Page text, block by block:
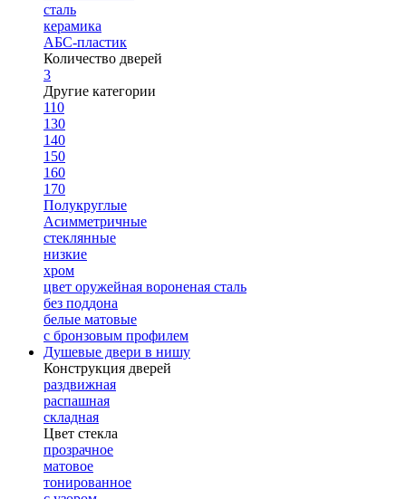
сталь
керамика
АБС-пластик
Количество дверей
3
Другие категории
110
130
140
150
160
170
Полукруглые
Асимметричные
стеклянные
низкие
хром
цвет оружейная вороненая сталь
без поддона
белые матовые
с бронзовым профилем
Душевые двери в нишу
Конструкция дверей
раздвижная
распашная
складная
Цвет стекла
прозрачное
матовое
тонированное